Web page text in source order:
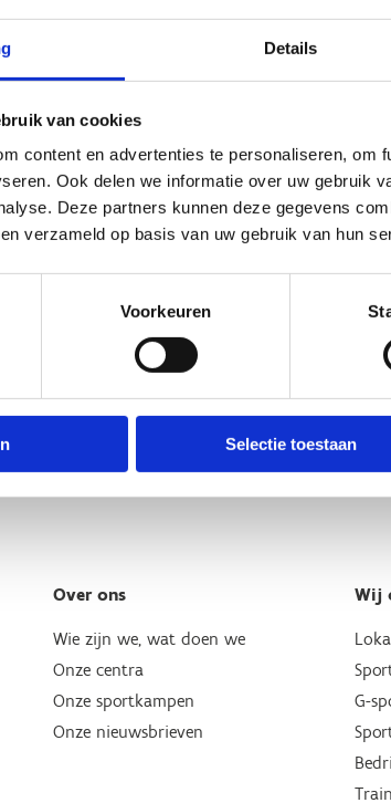
Details
van cookies
content en advertenties te personaliseren, om
Ook delen we informatie over uw gebruik
Deze partners kunnen deze gegevens
verzameld op basis van uw gebruik van hun
Voorkeuren
Selectie toestaan
Over ons
Wie zijn we, wat doen we
Onze centra
Onze sportkampen
Onze nieuwsbrieven
Wij
G-